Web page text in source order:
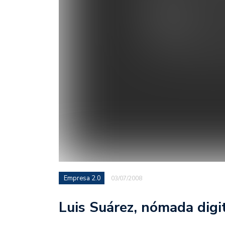
Empresa 2.0 03/07/2008
Luis Suárez, nómada